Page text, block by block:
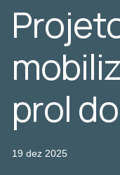
prol
19 dez 2025